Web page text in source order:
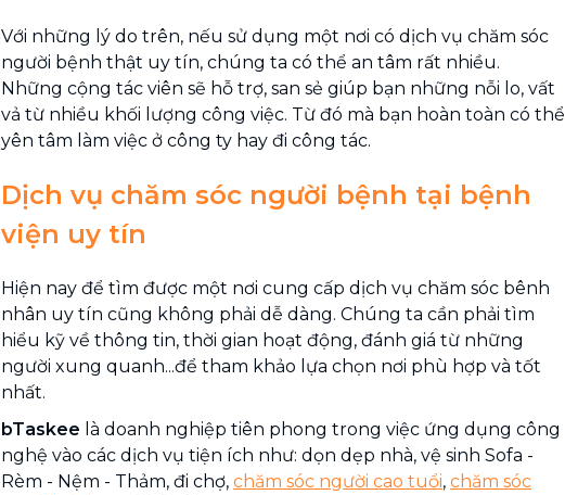
Với những lý do trên, nếu sử dụng một nơi có dịch vụ chăm sóc
người bệnh thật uy tín, chúng ta có thể an tâm rất nhiều.
Những cộng tác viên sẽ hỗ trợ, san sẻ giúp bạn những nỗi lo, vất
vả từ nhiều khối lượng công việc. Từ đó mà bạn hoàn toàn có thể
yên tâm làm việc ở công ty hay đi công tác.
Dịch vụ chăm sóc người bệnh tại bệnh
viện uy tín
Hiện nay để tìm được một nơi cung cấp dịch vụ chăm sóc bênh
nhân uy tín cũng không phải dễ dàng. Chúng ta cần phải tìm
hiểu kỹ về thông tin, thời gian hoạt động, đánh giá từ những
người xung quanh...để tham khảo lựa chọn nơi phù hợp và tốt
nhất.
bTaskee là doanh nghiệp tiên phong trong việc ứng dụng công
nghệ vào các dịch vụ tiện ích như: dọn dẹp nhà, vệ sinh Sofa -
Rèm - Nệm - Thảm, đi chợ, chăm sóc người cao tuổi, chăm sóc